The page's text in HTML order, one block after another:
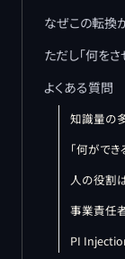
なぜこの転換
ただし「何を
よくある質問
知識量の
「何がで
人の役割
事業責任
PI